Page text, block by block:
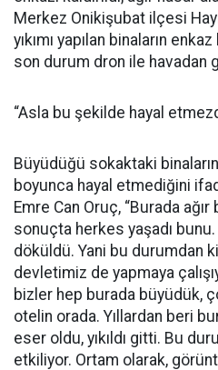
Merkez Onikişubat ilçesi
yıkımı yapılan binaların
son durum dron ile havadan
“Asla bu şekilde hayal
Büyüdüğü sokaktaki binaların
boyunca hayal etmediğini
Emre Can Oruç, “Burada
sonuçta herkes yaşadı bunu.
döküldü. Yani bu durumdan
devletimiz de yapmaya
bizler hep burada büyüdük,
otelin orada. Yıllardan beri
eser oldu, yıkıldı gitti. Bu
etkiliyor. Ortam olarak,